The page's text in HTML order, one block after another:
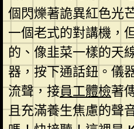
個閃爍著詭異紅色光
一個老式的對講機，
的、像韭菜一樣的天
器，按下通話鈕。
流聲，接員工體檢著
且充滿養生焦慮的聲